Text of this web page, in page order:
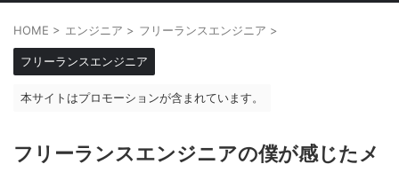
HOME > エンジニア > フリーランスエンジニア >
フリーランスエンジニア
本サイトはプロモーションが含まれています。
フリーランスエンジニアの僕が感じたメ